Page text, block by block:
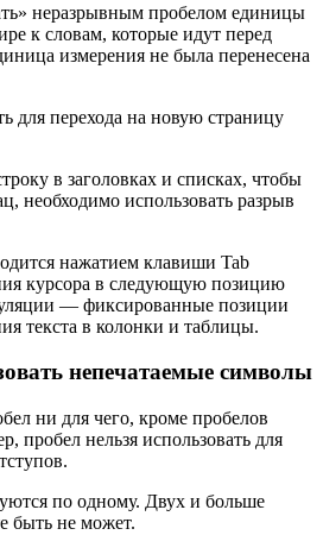
неразрывным пробелом единицы
к словам, которые идут перед
измерения не была перенесена
для перехода на новую страницу
в заголовках и списках, чтобы
необходимо использовать разрыв
нажатием клавиши Tab
курсора в следующую позицию
— фиксированные позиции
текста в колонки и таблицы.
непечатаемые символы
ни для чего, кроме пробелов
пробел нельзя использовать для
по одному. Двух и больше
быть не может.